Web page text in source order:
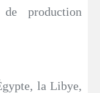
production
la Libye,